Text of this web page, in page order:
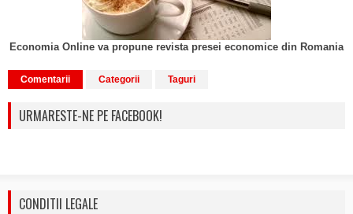
Economia Online va propune revista presei economice din Romania
Comentarii Categorii Taguri
URMARESTE-NE PE FACEBOOK!
CONDITII LEGALE